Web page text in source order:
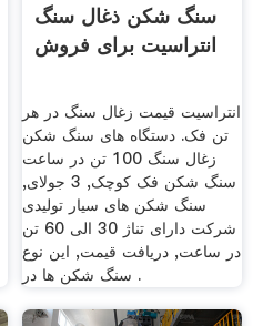
سنگ شکن ذغال سنگ
انتراسیت برای فروش
انتراسیت قیمت زغال سنگ در هر
تن فک. دستگاه های سنگ شکن
زغال سنگ 100 تن در ساعت
سنگ شکن فک کوچک, 3 جولای,
سنگ شکن های سیار تولیدی
شرکت دارای تناژ 30 الی 60 تن
در ساعت, دریافت قیمت, این نوع
سنگ شکن ها در .